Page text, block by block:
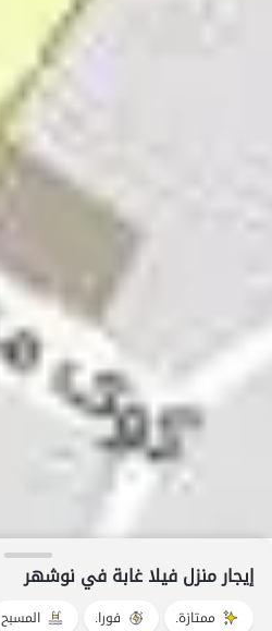
إيجار منزل فيلا غابة في نوشهر
ممتازة. فورا. المسبح